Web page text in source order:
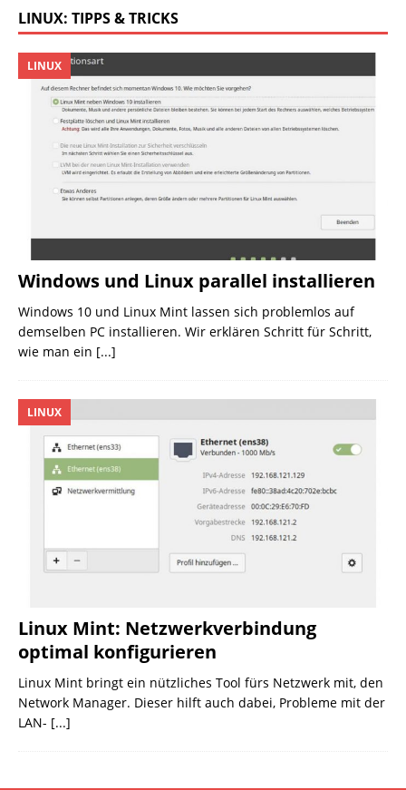
LINUX: TIPPS & TRICKS
Windows und Linux parallel installieren
LINUX
Windows 10 und Linux Mint lassen sich problemlos auf
demselben PC installieren. Wir erklären Schritt für Schritt,
wie man ein [...]
Linux Mint: Netzwerkverbindung
optimal konfigurieren
LINUX
Linux Mint bringt ein nützliches Tool fürs Netzwerk mit, den
Network Manager. Dieser hilft auch dabei, Probleme mit der
LAN- [...]